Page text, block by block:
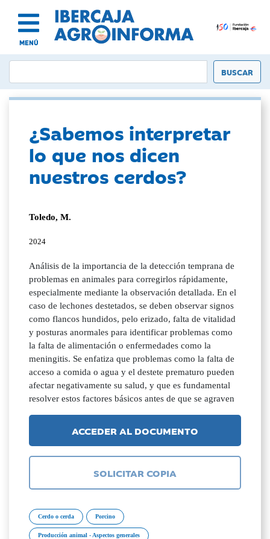
MENÚ
¿Sabemos interpretar
lo que nos dicen
nuestros cerdos?
Toledo, M.
2024
Análisis de la importancia de la detección temprana de
problemas en animales para corregirlos rápidamente,
especialmente mediante la observación detallada. En el
caso de lechones destetados, se deben observar signos
como flancos hundidos, pelo erizado, falta de vitalidad
y posturas anormales para identificar problemas como
la falta de alimentación o enfermedades como la
meningitis. Se enfatiza que problemas como la falta de
acceso a comida o agua y el destete prematuro pueden
afectar negativamente su salud, y que es fundamental
resolver estos factores básicos antes de que se agraven
ACCEDER AL DOCUMENTO
SOLICITAR COPIA
Cerdo o cerda Porcino
Producción animal - Aspectos generales